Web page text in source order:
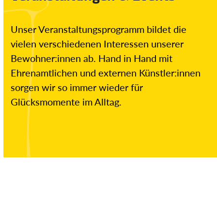
Unser Veranstaltungsprogramm bildet die
vielen verschiedenen Interessen unserer
Bewohner:innen ab. Hand in Hand mit
Ehrenamtlichen und externen Künstler:innen
sorgen wir so immer wieder für
Glücksmomente im Alltag.